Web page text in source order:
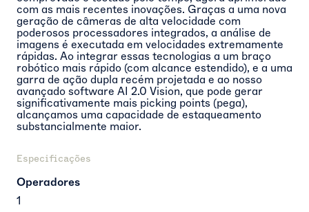
com as mais recentes inovações. Graças a uma nova
geração de câmeras de alta velocidade com
poderosos processadores integrados, a análise de
imagens é executada em velocidades extremamente
rápidas. Ao integrar essas tecnologias a um braço
robótico mais rápido (com alcance estendido), e a uma
garra de ação dupla recém projetada e ao nosso
avançado software AI 2.0 Vision, que pode gerar
significativamente mais picking points (pega),
alcançamos uma capacidade de estaqueamento
substancialmente maior.
Especificações
Operadores
1